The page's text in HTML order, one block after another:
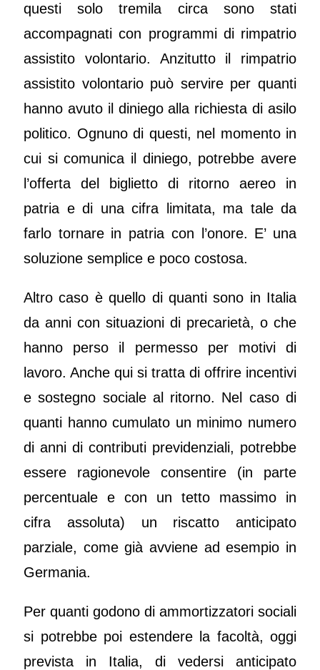
questi solo tremila circa sono stati
accompagnati con programmi di rimpatrio
assistito volontario. Anzitutto il rimpatrio
assistito volontario può servire per quanti
hanno avuto il diniego alla richiesta di asilo
politico. Ognuno di questi, nel momento in
cui si comunica il diniego, potrebbe avere
l’offerta del biglietto di ritorno aereo in
patria e di una cifra limitata, ma tale da
farlo tornare in patria con l’onore. E’ una
soluzione semplice e poco costosa.
Altro caso è quello di quanti sono in Italia
da anni con situazioni di precarietà, o che
hanno perso il permesso per motivi di
lavoro. Anche qui si tratta di offrire incentivi
e sostegno sociale al ritorno. Nel caso di
quanti hanno cumulato un minimo numero
di anni di contributi previdenziali, potrebbe
essere ragionevole consentire (in parte
percentuale e con un tetto massimo in
cifra assoluta) un riscatto anticipato
parziale, come già avviene ad esempio in
Germania.
Per quanti godono di ammortizzatori sociali
si potrebbe poi estendere la facoltà, oggi
prevista in Italia, di vedersi anticipato